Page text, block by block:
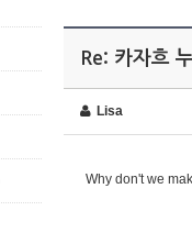
Re: 카자흐
Lisa
Why don't we